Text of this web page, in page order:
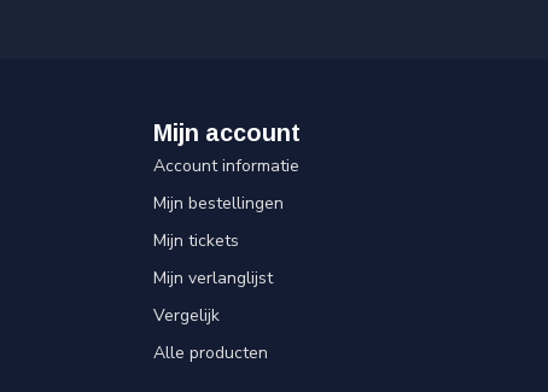
Mijn account
Account informatie
Mijn bestellingen
Mijn tickets
Mijn verlanglijst
Vergelijk
Alle producten